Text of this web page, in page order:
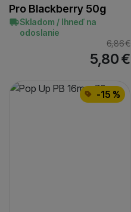
Pro Blackberry 50g
Skladom / Ihneď na
odoslanie
6,86€
5,80€
-15 %